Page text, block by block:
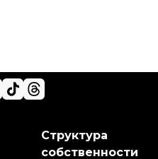
Структура
собственности